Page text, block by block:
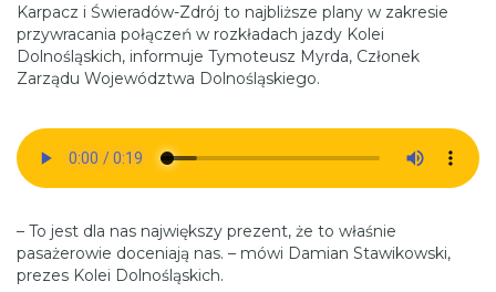
Karpacz i Świeradów-Zdrój to najbliższe plany w zakresie
przywracania połączeń w rozkładach jazdy Kolei
Dolnośląskich, informuje Tymoteusz Myrda, Członek
Zarządu Województwa Dolnośląskiego.
– To jest dla nas największy prezent, że to właśnie
pasażerowie doceniają nas. – mówi Damian Stawikowski,
prezes Kolei Dolnośląskich.